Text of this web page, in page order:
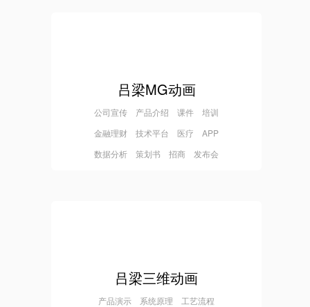
吕梁MG动画
公司宣传 产品介绍 课件 培训
金融理财 技术平台 医疗 APP
数据分析 策划书 招商 发布会
吕梁三维动画
产品演示 系统原理 工艺流程